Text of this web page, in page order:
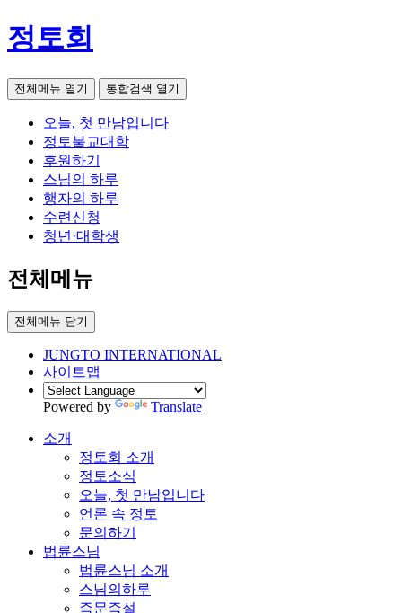
정토회
전체메뉴 열기 통합검색 열기
오늘, 첫 만남입니다
정토불교대학
후원하기
스님의 하루
행자의 하루
수련신청
청년·대학생
전체메뉴
전체메뉴 닫기
JUNGTO INTERNATIONAL
사이트맵
Powered by Translate
소개
정토회 소개
정토소식
오늘, 첫 만남입니다
언론 속 정토
문의하기
법륜스님
법륜스님 소개
스님의하루
즉문즉설